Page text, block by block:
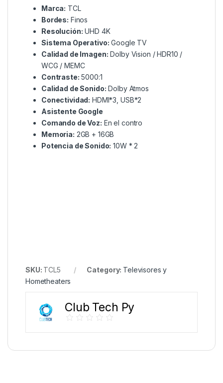
Marca: TCL
Bordes: Finos
Resolución: UHD 4K
Sistema Operativo: Google TV
Calidad de Imagen: Dolby Vision / HDR10 /
WCG / MEMC
Contraste: 5000:1
Calidad de Sonido: Dolby Atmos
Conectividad: HDMI*3, USB*2
Asistente Google
Comando de Voz: En el contro
Memoria: 2GB + 16GB
Potencia de Sonido: 10W * 2
SKU: TCL5 Category: Televisores y
Hometheaters
Club Tech Py